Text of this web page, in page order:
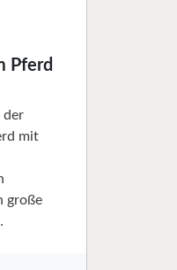
Pferd
der
mit
große